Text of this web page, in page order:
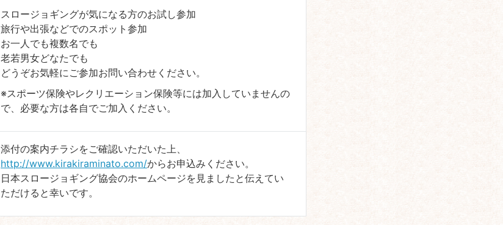
スロージョギングが気になる方のお試し参加
旅行や出張などでのスポット参加
お一人でも複数名でも
老若男女どなたでも
どうぞお気軽にご参加お問い合わせください。
※スポーツ保険やレクリエーション保険等には加入していませんの
で、必要な方は各自でご加入ください。
添付の案内チラシをご確認いただいた上、
http://www.kirakiraminato.com/からお申込みください。
日本スロージョギング協会のホームページを見ましたと伝えてい
ただけると幸いです。